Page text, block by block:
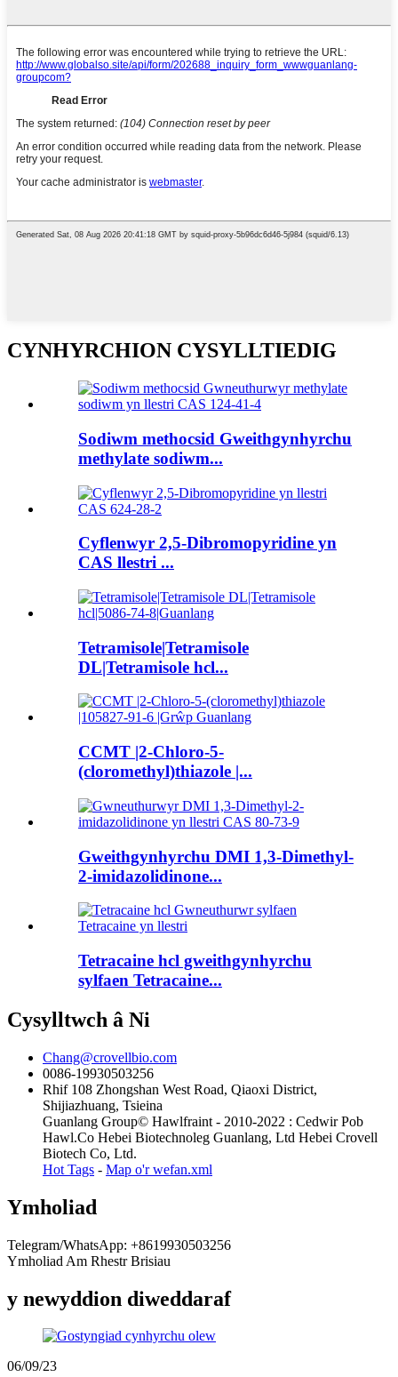
CYNHYRCHION CYSYLLTIEDIG
Sodiwm methocsid Gweithgynhyrchu
methylate sodiwm...
Cyflenwyr 2,5-Dibromopyridine yn
CAS llestri ...
Tetramisole|Tetramisole
DL|Tetramisole hcl...
CCMT |2-Chloro-5-
(cloromethyl)thiazole |...
Gweithgynhyrchu DMI 1,3-Dimethyl-
2-imidazolidinone...
Tetracaine hcl gweithgynhyrchu
sylfaen Tetracaine...
Cysylltwch â Ni
Chang@crovellbio.com
0086-19930503256
Rhif 108 Zhongshan West Road, Qiaoxi District,
Shijiazhuang, Tsieina
Guanlang Group© Hawlfraint - 2010-2022 : Cedwir Pob
Hawl.Co Hebei Biotechnoleg Guanlang, Ltd Hebei Crovell
Biotech Co, Ltd.
Hot Tags - Map o'r wefan.xml
Ymholiad
Telegram/WhatsApp: +8619930503256
Ymholiad Am Rhestr Brisiau
y newyddion diweddaraf
06/09/23